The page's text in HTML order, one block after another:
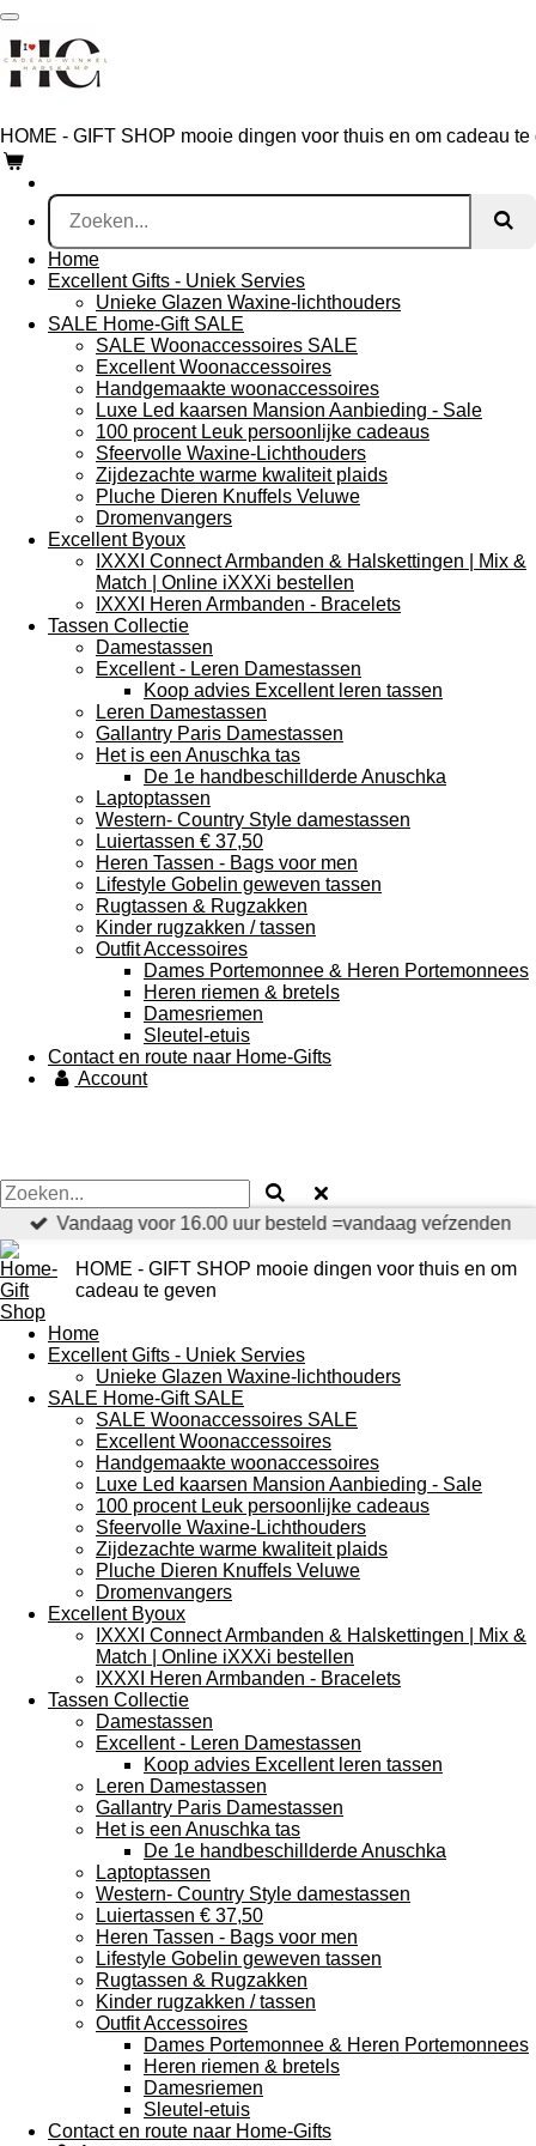
Ga
direct
naar
de
HOME - GIFT SHOP mooie dingen voor thuis en om cadeau te
Home
Excellent Gifts - Uniek Servies
Unieke Glazen Waxine-lichthouders
SALE Home-Gift SALE
SALE Woonaccessoires SALE
Excellent Woonaccessoires
Handgemaakte woonaccessoires
Luxe Led kaarsen Mansion Aanbieding - Sale
100 procent Leuk persoonlijke cadeaus
Sfeervolle Waxine-Lichthouders
Zijdezachte warme kwaliteit plaids
Pluche Dieren Knuffels Veluwe
Dromenvangers
Excellent Byoux
IXXXI Connect Armbanden & Halskettingen | Mix &
Match | Online iXXXi bestellen
IXXXI Heren Armbanden - Bracelets
Tassen Collectie
Damestassen
Excellent - Leren Damestassen
Koop advies Excellent leren tassen
Leren Damestassen
Gallantry Paris Damestassen
Het is een Anuschka tas
De 1e handbeschillderde Anuschka
Laptoptassen
Western- Country Style damestassen
Luiertassen € 37,50
Heren Tassen - Bags voor men
Lifestyle Gobelin geweven tassen
Rugtassen & Rugzakken
Kinder rugzakken / tassen
Outfit Accessoires
Dames Portemonnee & Heren Portemonnees
Heren riemen & bretels
Damesriemen
Sleutel-etuis
Contact en route naar Home-Gifts
Account
Vandaag voor 16.00 uur besteld =vandaag veŕzenden
HOME - GIFT SHOP mooie dingen voor thuis en om
cadeau te geven
Home
Excellent Gifts - Uniek Servies
Unieke Glazen Waxine-lichthouders
SALE Home-Gift SALE
SALE Woonaccessoires SALE
Excellent Woonaccessoires
Handgemaakte woonaccessoires
Luxe Led kaarsen Mansion Aanbieding - Sale
100 procent Leuk persoonlijke cadeaus
Sfeervolle Waxine-Lichthouders
Zijdezachte warme kwaliteit plaids
Pluche Dieren Knuffels Veluwe
Dromenvangers
Excellent Byoux
IXXXI Connect Armbanden & Halskettingen | Mix &
Match | Online iXXXi bestellen
IXXXI Heren Armbanden - Bracelets
Tassen Collectie
Damestassen
Excellent - Leren Damestassen
Koop advies Excellent leren tassen
Leren Damestassen
Gallantry Paris Damestassen
Het is een Anuschka tas
De 1e handbeschillderde Anuschka
Laptoptassen
Western- Country Style damestassen
Luiertassen € 37,50
Heren Tassen - Bags voor men
Lifestyle Gobelin geweven tassen
Rugtassen & Rugzakken
Kinder rugzakken / tassen
Outfit Accessoires
Dames Portemonnee & Heren Portemonnees
Heren riemen & bretels
Damesriemen
Sleutel-etuis
Contact en route naar Home-Gifts